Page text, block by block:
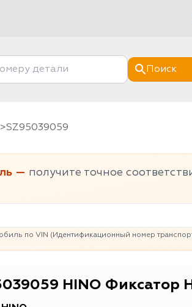
Поиск
SZ95039059
— получите точное
по VIN (Идентификационный номер
HINO Фиксатор